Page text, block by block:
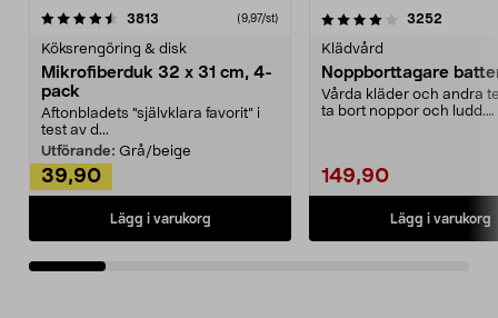
3813 (9,97/st)
Köksrengöring & disk
Mikrofiberduk 32 x 31 cm, 4-
pack
Aftonbladets "självklara favorit” i
test av d...
Utförande: Grå/beige
39,90
Lägg i varukorg
4.0av 5 stjärnor 3252
Klädvård
Noppborttagare
Vårda kläder och andra
ta bort noppor och ludd.
149,90
Lägg i varukorg
4.5av 5 stjärnor